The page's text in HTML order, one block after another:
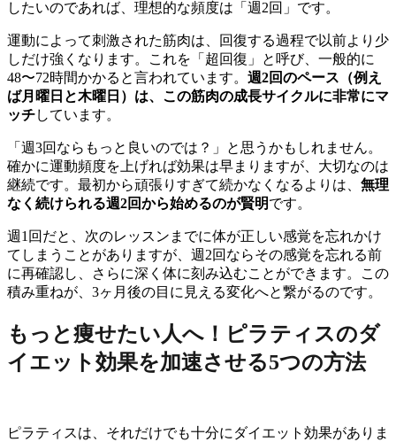
したいのであれば、理想的な頻度は「週2回」です。
運動によって刺激された筋肉は、回復する過程で以前より少
しだけ強くなります。これを「超回復」と呼び、一般的に
48〜72時間かかると言われています。 週2回のペース（例え
ば月曜日と木曜日）は、この筋肉の成長サイクルに非常にマ
ッチしています。
「週3回ならもっと良いのでは？」と思うかもしれません。
確かに運動頻度を上げれば効果は早まりますが、大切なのは
継続です。最初から頑張りすぎて続かなくなるよりは、 無理
なく続けられる週2回から始めるのが賢明です。
週1回だと、次のレッスンまでに体が正しい感覚を忘れかけ
てしまうことがありますが、週2回ならその感覚を忘れる前
に再確認し、さらに深く体に刻み込むことができます。この
積み重ねが、3ヶ月後の目に見える変化へと繋がるのです。
もっと痩せたい人へ！ピラティスのダ
イエット効果を加速させる5つの方法
ピラティスは、それだけでも十分にダイエット効果がありま